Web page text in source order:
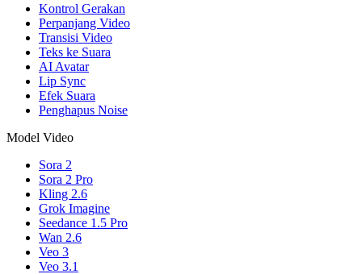
Kontrol Gerakan
Perpanjang Video
Transisi Video
Teks ke Suara
AI Avatar
Lip Sync
Efek Suara
Penghapus Noise
Model Video
Sora 2
Sora 2 Pro
Kling 2.6
Grok Imagine
Seedance 1.5 Pro
Wan 2.6
Veo 3
Veo 3.1